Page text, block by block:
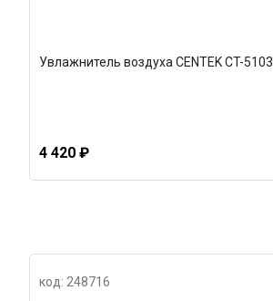
Увлажнитель воздуха CENTEK CT-5103
4 420 ₽
код: 248716